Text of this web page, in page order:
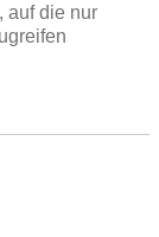
auf die nur